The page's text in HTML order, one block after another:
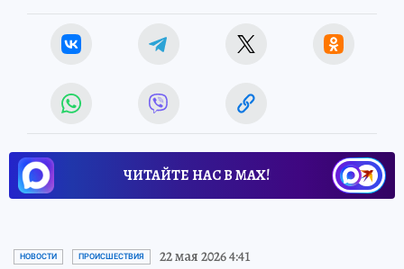
ЧИТАЙТЕ НАС В МАХ!
НОВОСТИ ПРОИСШЕСТВИЯ 22 мая 2026 4:41